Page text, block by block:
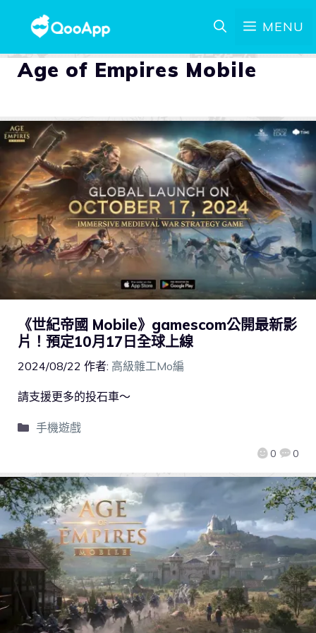
MENU
Age of Empires Mobile
《世紀帝國 Mobile》gamescom公開最新影
片！預定10月17日全球上線
2024/08/22 作者: 高級雜工Mo編
0 0
請支援更多的投石車～
手機遊戲